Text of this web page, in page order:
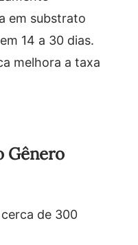
em substrato
14 a 30 dias.
melhora a taxa
Gênero
de 300